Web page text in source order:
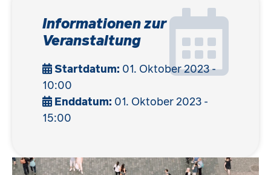
Informationen zur
Veranstaltung
Startdatum: 01. Oktober 2023 -
10:00
Enddatum: 01. Oktober 2023 -
15:00